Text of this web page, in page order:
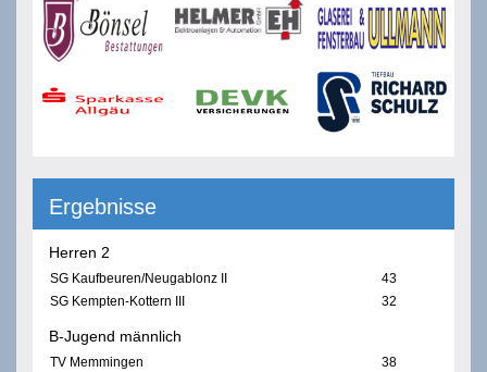
Ergebnisse
Herren 2
SG Kaufbeuren/Neugablonz II
43
SG Kempten-Kottern III
32
B-Jugend männlich
TV Memmingen
38